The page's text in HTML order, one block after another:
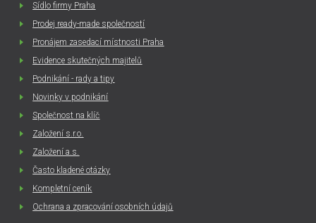
Sídlo firmy Praha
Prodej ready-made společností
Pronájem zasedací místnosti Praha
Evidence skutečných majitelů
Podnikání - rady a tipy
Novinky v podnikání
Společnost na klíč
Založení s.r.o.
Založení a.s.
Často kladené otázky
Kompletní ceník
Ochrana a zpracování osobních údajů